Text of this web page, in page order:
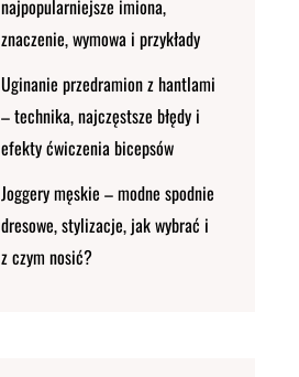
najpopularniejsze imiona,
znaczenie, wymowa i przykłady
Uginanie przedramion z hantlami
– technika, najczęstsze błędy i
efekty ćwiczenia bicepsów
Joggery męskie – modne spodnie
dresowe, stylizacje, jak wybrać i
z czym nosić?